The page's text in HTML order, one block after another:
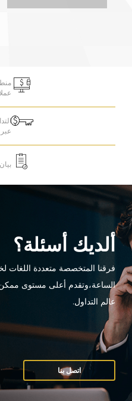
ألديك أسئلة؟
فرقنا المتخصصة متعددة اللغات
الساعة،وتقدم أعلى مستوى
عالم التداول.
اتصل بنا